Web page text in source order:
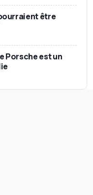
être
Porsche est un